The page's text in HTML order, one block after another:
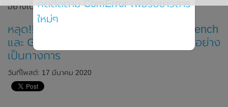
อย่างเป็นทางการ
หลุด!! สเปคของ Galaxy A21 บน Geekbench
และ Galaxy A31 บนฐานข้อมูลของ FCC อย่าง
เป็นทางการ
วันที่โพสต์: 17 มีนาคม 2020
กดติดตาม ComError เพื่อรับข่าวสาร
ใหม่ๆ